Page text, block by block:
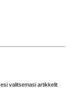
valitsemasi artikkelit